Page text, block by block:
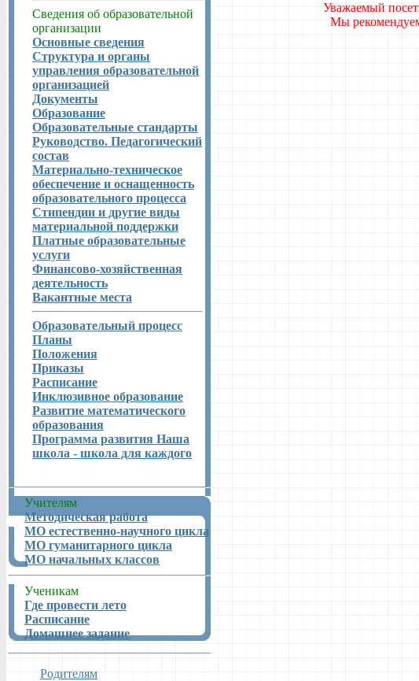
Сведения об образовательной
организации
Основные сведения
Структура и органы
управления образовательной
организацией
Документы
Образование
Образовательные стандарты
Руководство. Педагогический
состав
Материально-техническое
обеспечение и оснащенность
образовательного процесса
Стипендии и другие виды
материальной поддержки
Платные образовательные
услуги
Финансово-хозяйственная
деятельность
Вакантные места
Образовательный процесс
Планы
Положения
Приказы
Расписание
Инклюзивное образование
Развитие математического
образования
Программа развития Наша
школа - школа для каждого
Учителям
Методическая работа
МО естественно-научного цикла
МО гуманитарного цикла
МО начальных классов
Ученикам
Где провести лето
Расписание
Домашнее задание
Родителям
Уважаемый
Мы